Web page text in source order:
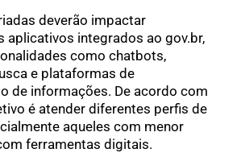
deverão impactar
aplicativos integrados ao gov.br,
como chatbots,
e plataformas de
de informações. De acordo com
é atender diferentes perfis de
aqueles com menor
ferramentas digitais.